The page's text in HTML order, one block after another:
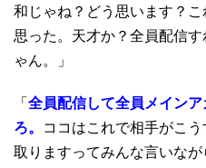
和じゃね？どう思います？
思った。天才か？全員配信
ゃん。」
「 全員配信して全員メイン
ろ。
ココはこれで相手がこ
取りますってみんな言いなが